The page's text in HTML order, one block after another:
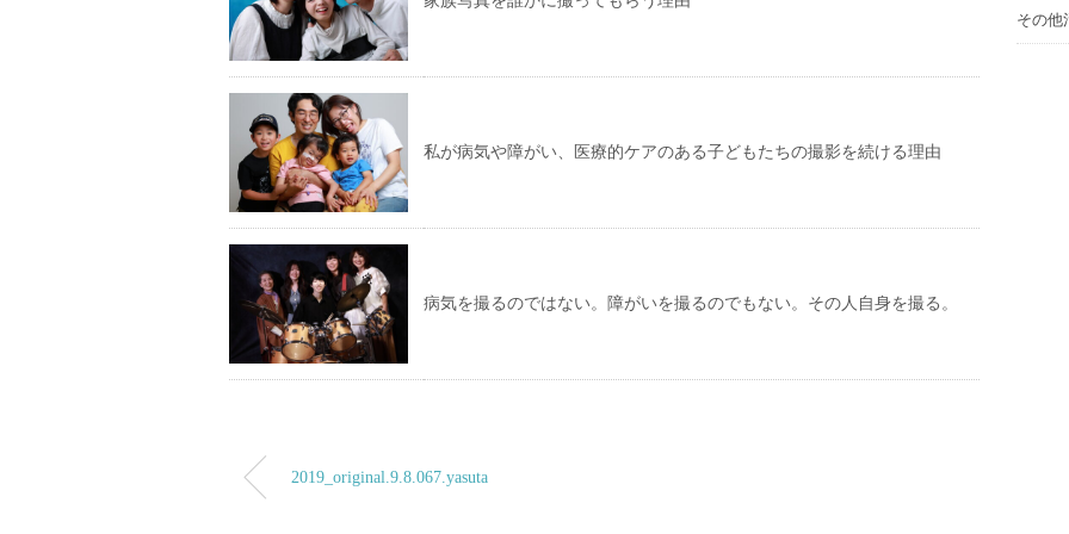
私が病気や障がい、医療的ケアのある子どもたちの撮影を続ける理由
病気を撮るのではない。障がいを撮るのでもない。その人自身を撮る。
2019_original.9.8.067.yasuta
その他